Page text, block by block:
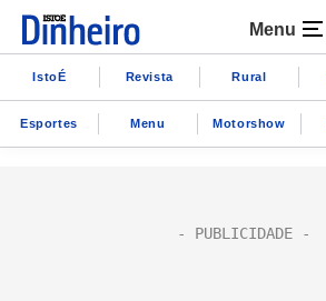
Menu
IstoÉ Revista Rural
Esportes Menu Motorshow